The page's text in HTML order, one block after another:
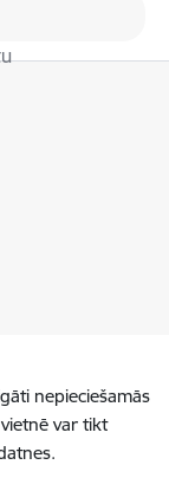
nepieciešamās
var tikt